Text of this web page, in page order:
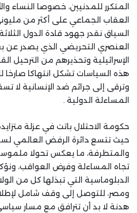
المتكرر للمدنيين، خصوصا النساء
العقاب الجماعي على أكثر من
السياق نقدر جهود قادة الدول
العنصري التحريضي الذي يصدر
الإسرائيلية وتحذيرهم من الترحيل
هذه السياسات تشكل انتهاكا صارخا
وترقى إلى جرائم ضد الإنسانية لا
المساءلة الدولية .
حكومة الاحتلال باتت في عزلة
حيث تتسع دائرة الرفض العالمي
والمتطرفة، ما يعكس تحولا
تجاه المساءلة وفرض العواقب،
الدبلوماسية التي تبذلها كل من
ومصر، للتوصل إلى وقف شامل
هدنة لا بد أن تترافق مع مسار